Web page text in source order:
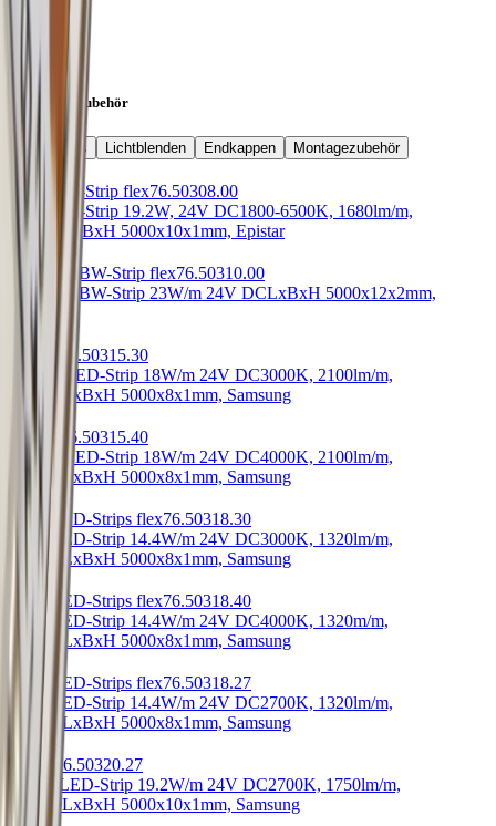
Montageart
Aufbau
Passendes Zubehör
LED-Strips Lichtblenden Endkappen Montagezubehör
TLP LED-Strip flex76.50308.00
TLP LED-Strip 19.2W, 24V DC1800-6500K, 1680lm/m,
RA>90 LxBxH 5000x10x1mm, Epistar
Onyx RGBW-Strip flex76.50310.00
Onyx RGBW-Strip 23W/m 24V DCLxBxH 5000x12x2mm,
Samsung
Intenso 76.50315.30
Intenso LED-Strip 18W/m 24V DC3000K, 2100lm/m,
RA>90
LxBxH 5000x8x1mm, Samsung
Intenso
76.50315.40
Intenso LED-Strip 18W/m 24V DC4000K, 2100lm/m,
RA>90
LxBxH 5000x8x1mm, Samsung
Yoko LED-Strips flex76.50318.30
Yoko LED-Strip 14.4W/m 24V DC3000K, 1320lm/m,
RA>90 LxBxH 5000x8x1mm, Samsung
Yoko LED-Strips flex76.50318.40
Yoko LED-Strip 14.4W/m 24V DC4000K, 1320m/m,
RA>90LxBxH 5000x8x1mm, Samsung
Yoko LED-Strips flex76.50318.27
Yoko LED-Strip 14.4W/m 24V DC2700K, 1320lm/m,
RA>90 LxBxH 5000x8x1mm, Samsung
Power 76.50320.27
Power LED-Strip 19.2W/m 24V DC2700K, 1750lm/m,
RA>90LxBxH 5000x10x1mm, Samsung